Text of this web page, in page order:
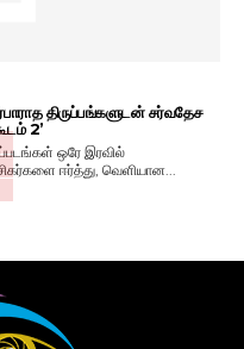
திருப்பங்களுடன் சர்வதேச
2’
ஒரே இரவில்
ஈர்த்து, வெளியான...